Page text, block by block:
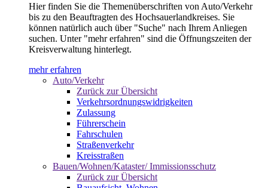
Hier finden Sie die Themenüberschriften von Auto/Verkehr
bis zu den Beauftragten des Hochsauerlandkreises. Sie
können natürlich auch über "Suche" nach Ihrem Anliegen
suchen. Unter "mehr erfahren" sind die Öffnungszeiten der
Kreisverwaltung hinterlegt.
mehr erfahren
Auto/Verkehr
Zurück zur Übersicht
Verkehrsordnungswidrigkeiten
Zulassung
Führerschein
Fahrschulen
Straßenverkehr
Kreisstraßen
Bauen/Wohnen/Kataster/ Immissionsschutz
Zurück zur Übersicht